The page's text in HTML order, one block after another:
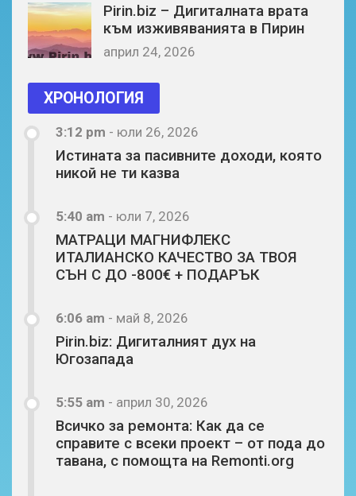
Pirin.biz – Дигиталната врата
към изживяванията в Пирин
април 24, 2026
ХРОНОЛОГИЯ
3:12 pm - юли 26, 2026
Истината за пасивните доходи, която
никой не ти казва
5:40 am - юли 7, 2026
МАТРАЦИ МАГНИФЛЕКС
ИТАЛИАНСКО КАЧЕСТВО ЗА ТВОЯ
СЪН С ДО -800€ + ПОДАРЪК
6:06 am - май 8, 2026
Pirin.biz: Дигиталният дух на
Югозапада
5:55 am - април 30, 2026
Всичко за ремонта: Как да се
справите с всеки проект – от пода до
тавана, с помощта на Remonti.org